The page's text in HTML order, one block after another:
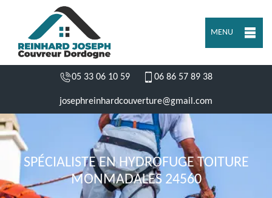
MENU
05 33 06 10 59 06 86 57 89 38
josephreinhardcouverture@gmail.com
SPÉCIALISTE EN HYDROFUGE TOITURE
MONMADALES 24560